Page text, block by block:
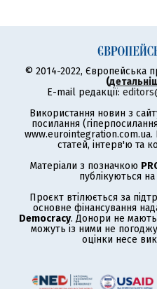
© 2014-2022, Європейська
(
E-mail редакції:
Використання новин з
посилання
www.eurointegration.com.ua.
статей, інтерв'ю та
Матеріали з позначкою
публікуються
Проєкт втілюється за
основне фінансування
Democracy. Донори не мають
можуть із ними не
оцінки несе